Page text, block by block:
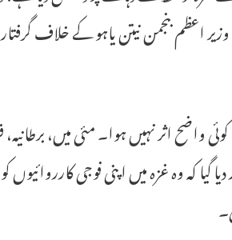
اعظم بنجمن نیتن یاہو کے خلاف
واضح اثر نہیں ہوا۔ مئی میں،
گیا کہ وہ غزہ میں اپنی فوجی